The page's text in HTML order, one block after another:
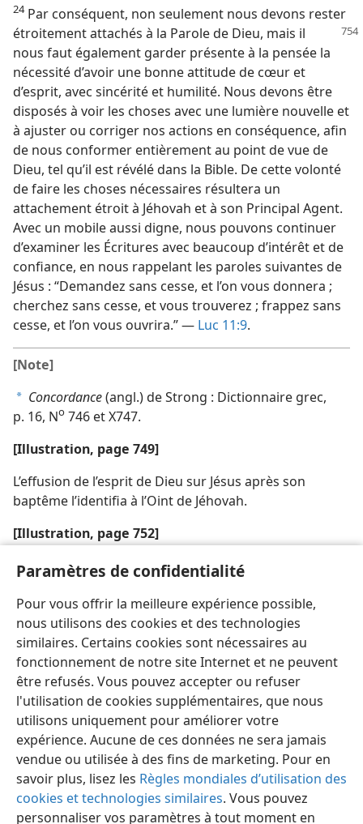
Paramètres de confidentialité
Pour vous offrir la meilleure expérience possible,
nous utilisons des cookies et des technologies
similaires. Certains cookies sont nécessaires au
fonctionnement de notre site Internet et ne peuvent
être refusés. Vous pouvez accepter ou refuser
l'utilisation de cookies supplémentaires, que nous
utilisons uniquement pour améliorer votre
expérience. Aucune de ces données ne sera jamais
vendue ou utilisée à des fins de marketing. Pour en
savoir plus, lisez les Règles mondiales d’utilisation des
cookies et technologies similaires. Vous pouvez
personnaliser vos paramètres à tout moment en
24Par conséquent, non seulement nous devons rester
étroitement attachés à la Parolede Dieu, mais il
nous faut également garder présente à la pensée la
nécessité d’avoir une bonne attitude de cœur et
d’esprit, avec sincérité et humilité. Nous devons être
disposés à voir les choses avec une lumière nouvelle et
à ajuster ou corriger nos actions en conséquence, afin
de nous conformer entièrement au point de vue de
Dieu, tel qu’il est révélé dans la Bible. De cette volonté
de faire les choses nécessaires résultera un
attachement étroit à Jéhovah et à son Principal Agent.
Avec un mobile aussi digne, nous pouvons continuer
d’examiner les Écritures avec beaucoup d’intérêt et de
confiance, en nous rappelant les paroles suivantes de
Jésus : “Demandez sans cesse, et l’on vous donnera ;
cherchez sans cesse, et vous trouverez ; frappez sans
cesse, et l’on vous ouvrira.” — Luc 11:9.
[Note]
a Concordance(angl.) de Strong : Dictionnaire grec,
p. 16, No 746 et X747.
[Illustration, page 749]
L’effusion de l’esprit de Dieu sur Jésus après son
baptême l’identifia à l’Oint de Jéhovah.
[Illustration, page 752]
Le serpent séduisit Ève par sa ruse. Nous pouvons
choses selon le point de vue de Dieu.
Français Partager Préférences
Copyright © 2026 Watch Tower Bible and Tract Society of Pennsylvania
Conditions d’utilisation
Règles de confidentialité
Paramètres de confidentialité
JW.ORG Se connecter